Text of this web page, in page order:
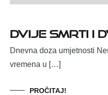
Dvije smrti i
Dnevna doza umjetnosti
vremena u […]
PROČITAJ!